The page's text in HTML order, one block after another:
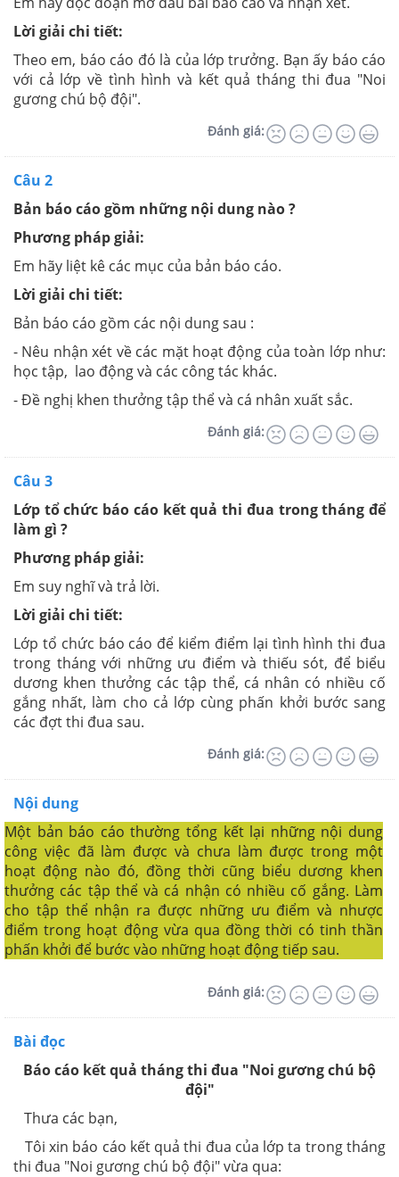
Lời giải chi tiết:
Theo em, báo cáo đó là của lớp trưởng. Bạn ấy báo cáo
với cả lớp về tình hình và kết quả tháng thi đua "Noi
gương chú bộ đội".
Đánh giá:
Câu 2
Bản báo cáo gồm những nội dung nào ?
Phương pháp giải:
Em hãy liệt kê các mục của bản báo cáo.
Lời giải chi tiết:
Bản báo cáo gồm các nội dung sau :
- Nêu nhận xét về các mặt hoạt động của toàn lớp như:
học tập, lao động và các công tác khác.
- Đề nghị khen thưởng tập thể và cá nhân xuất sắc.
Đánh giá:
Câu 3
Lớp tổ chức báo cáo kết quả thi đua trong tháng để
làm gì ?
Phương pháp giải:
Em suy nghĩ và trả lời.
Lời giải chi tiết:
Lớp tổ chức báo cáo để kiểm điểm lại tình hình thi đua
trong tháng với những ưu điểm và thiếu sót, để biểu
dương khen thưởng các tập thể, cá nhân có nhiều cố
gắng nhất, làm cho cả lớp cùng phấn khởi bước sang
các đợt thi đua sau.
Đánh giá:
Nội dung
Một bản báo cáo thường tổng kết lại những nội dung
công việc đã làm được và chưa làm được trong một
hoạt động nào đó, đồng thời cũng biểu dương khen
thưởng các tập thể và cá nhận có nhiều cố gắng. Làm
cho tập thể nhận ra được những ưu điểm và nhược
điểm trong hoạt động vừa qua đồng thời có tinh thần
phấn khởi để bước vào những hoạt động tiếp sau.
Đánh giá:
Bài đọc
Báo cáo kết quả tháng thi đua "Noi gương chú bộ
đội"
Thưa các bạn,
Tôi xin báo cáo kết quả thi đua của lớp ta trong tháng
thi đua "Noi gương chú bộ đội" vừa qua: